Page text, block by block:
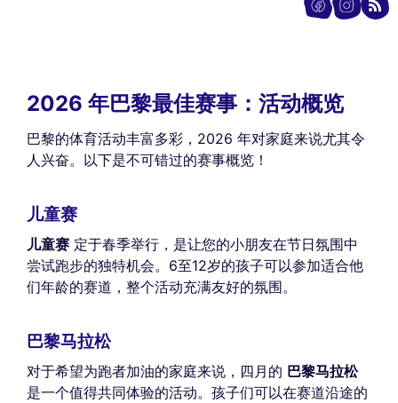
2026 年巴黎最佳赛事：活动概览
巴黎的体育活动丰富多彩，2026 年对家庭来说尤其令
人兴奋。以下是不可错过的赛事概览！
儿童赛
儿童赛 定于春季举行，是让您的小朋友在节日氛围中
尝试跑步的独特机会。6至12岁的孩子可以参加适合他
们年龄的赛道，整个活动充满友好的氛围。
巴黎马拉松
对于希望为跑者加油的家庭来说，四月的 巴黎马拉松
是一个值得共同体验的活动。孩子们可以在赛道沿途的